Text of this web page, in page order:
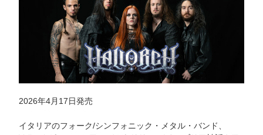
2026年4月17日発売
イタリアのフォーク/シンフォニック・メタル・バンド、